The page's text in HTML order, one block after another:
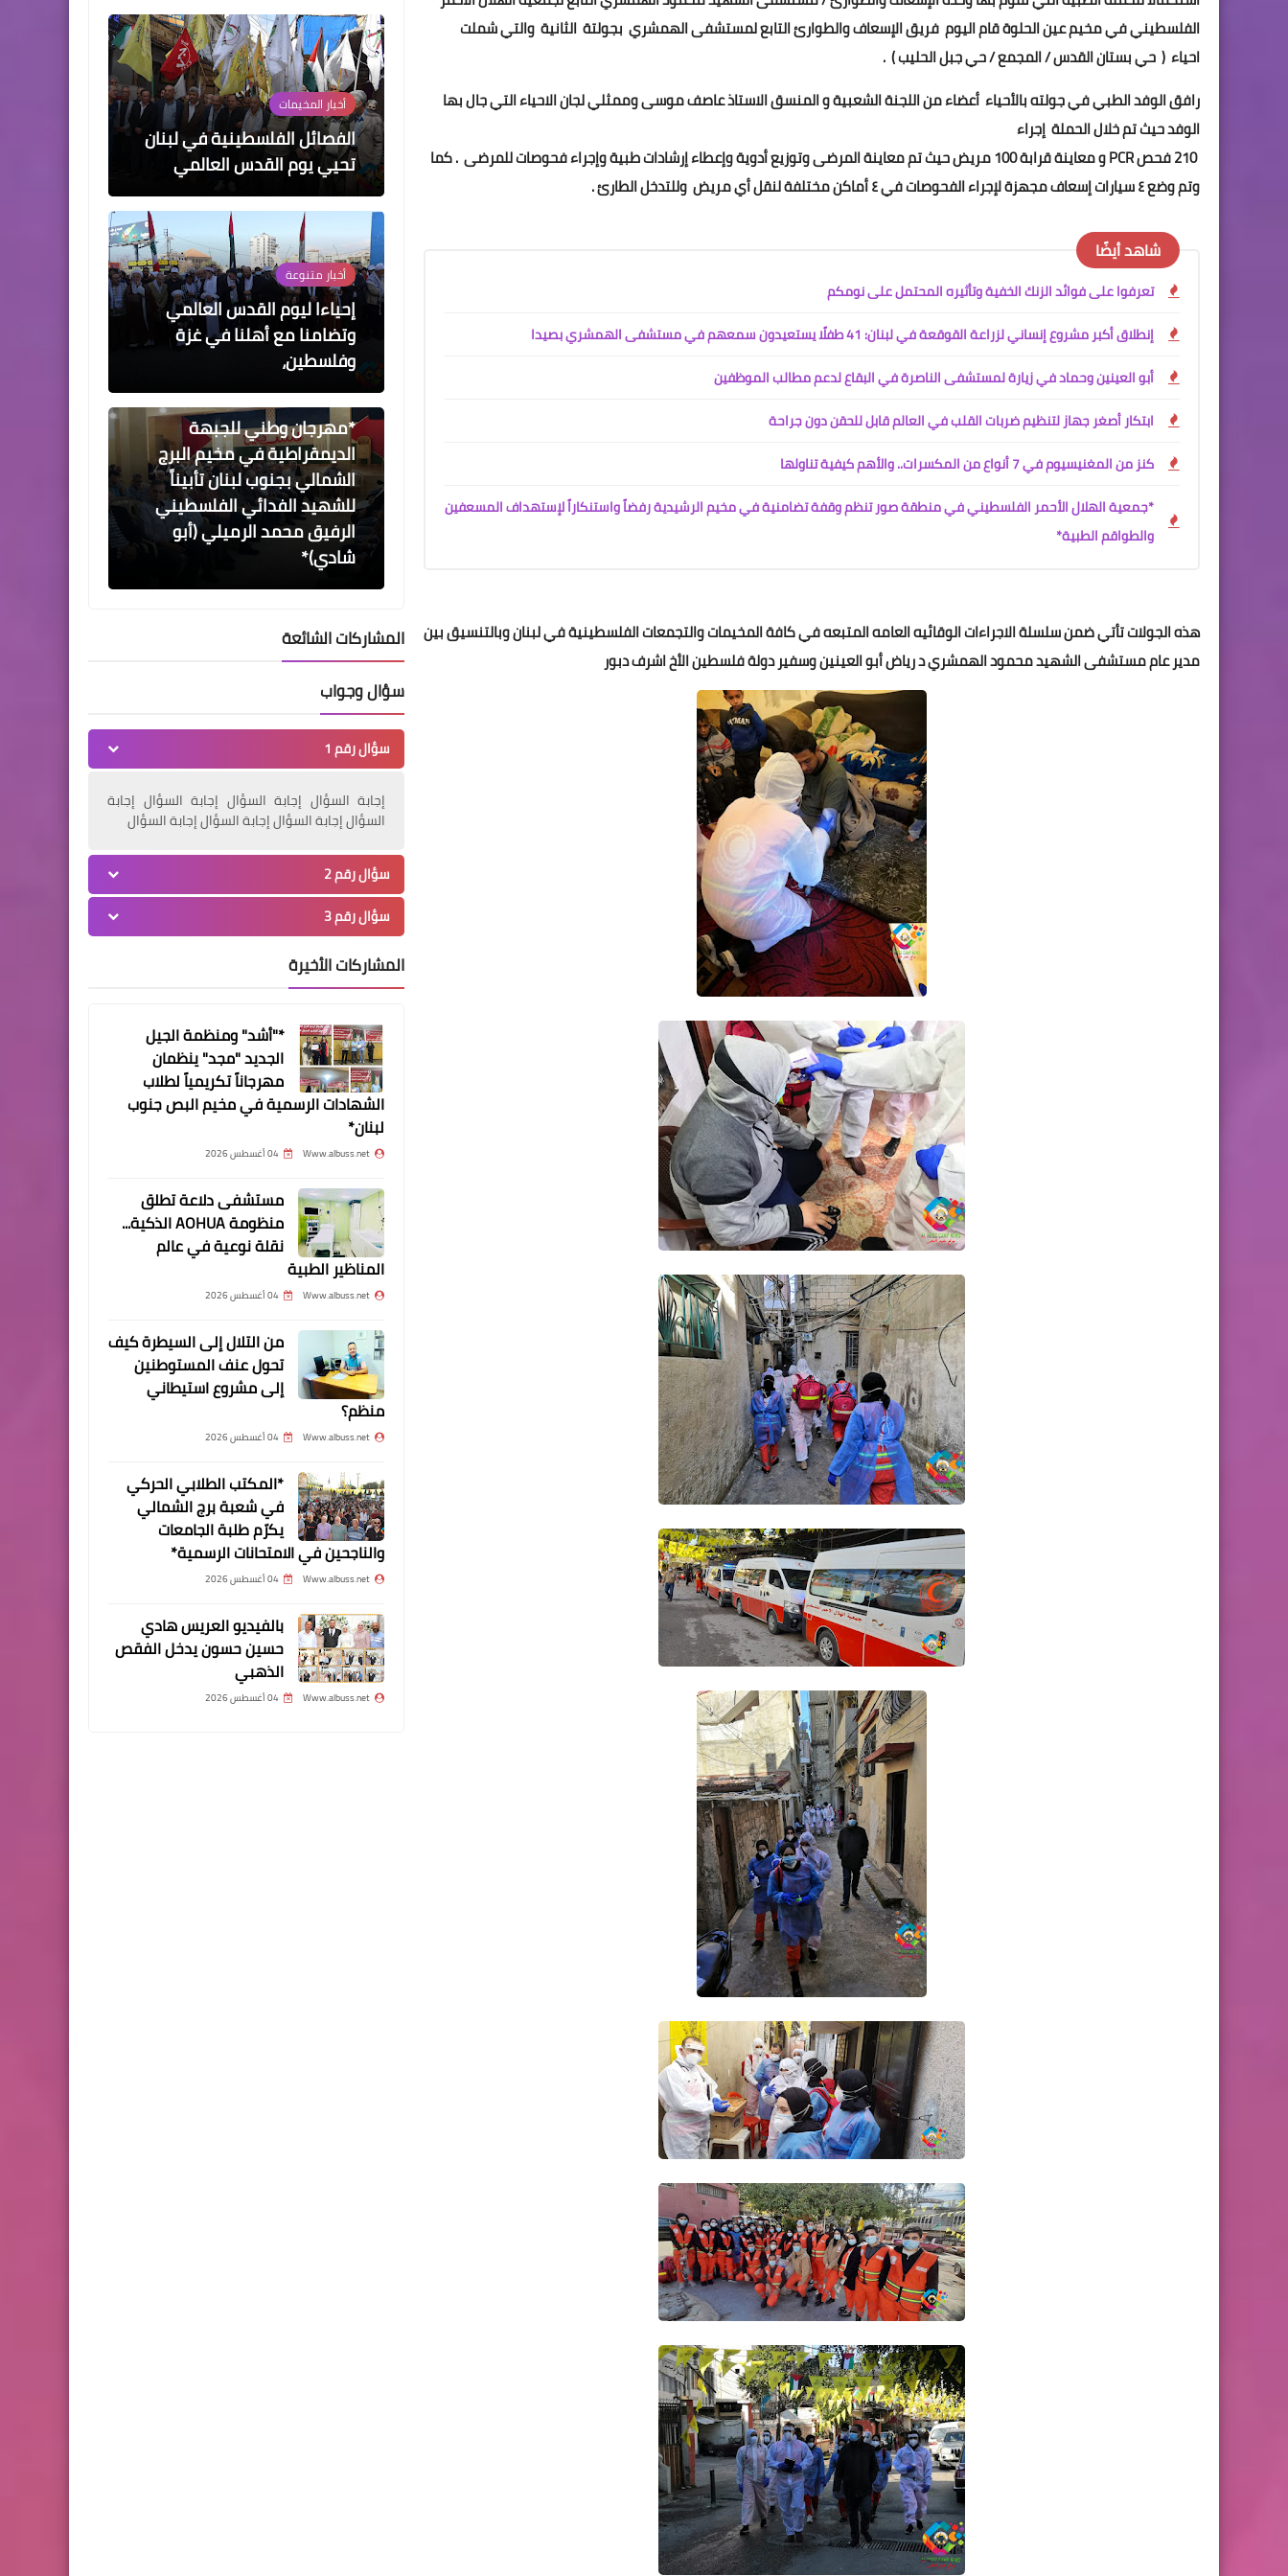
الفلسطيني في مخيم عين الحلوة قام اليوم فريق الإسعاف والطوارئ التابع لمستشفى الهمشري بجولتة الثانية والتي شملت
احياء ( حي بستان القدس / المجمع / حي جبل الحليب ) .
رافق الوفد الطبي في جولته بالأحياء أعضاء من اللجنة الشعبية و المنسق الاستاذ عاصف موسى وممثلي لجان الاحياء التي جال بها
الوفد حيث تم خلال الحملة إجراء
210 فحص PCR و معاينة قرابة 100 مريض حيث تم معاينة المرضى وتوزيع أدوية وإعطاء إرشادات طبية وإجراء فحوصات للمرضى . كما
وتم وضع ٤ سيارات إسعاف مجهزة لإجراء الفحوصات في ٤ أماكن مختلفة لنقل أي مريض وللتدخل الطارئ .
شاهد أيضًا
تعرفوا على فوائد الزنك الخفية وتأثيره المحتمل على نومكم
إنطلاق أكبر مشروع إنساني لزراعة القوقعة في لبنان: 41 طفلًا يستعيدون سمعهم في مستشفى الهمشري بصيدا
أبو العينين وحماد في زيارة لمستشفى الناصرة في البقاع لدعم مطالب الموظفين
ابتكار أصغر جهاز لتنظيم ضربات القلب في العالم قابل للحقن دون جراحة
كنز من المغنيسيوم في 7 أنواع من المكسرات.. والأهم كيفية تناولها
*جمعية الهلال الأحمر الفلسطيني في منطقة صور تنظم وقفة تضامنية في مخيم الرشيدية رفضاً واستنكاراً لإستهداف المسعفين
والطواقم الطبية*
هذه الجولات تأتي ضمن سلسلة الاجراءات الوقائيه العامه المتبعه في كافة المخيمات والتجمعات الفلسطينية في لبنان وبالتنسيق بين
مدير عام مستشفى الشهيد محمود الهمشري د رياض أبو العينين وسفير دولة فلسطين الأخ اشرف دبور
Www.albuss.net
أخبار المخيمات
الفصائل الفلسطينية في لبنان
تحيي يوم القدس العالمي
أخبار متنوعة
إحياءا ليوم القدس العالمي
وتضامنا مع أهلنا في غزة
وفلسطين،
أخبار المخيمات
*مهرجان وطني للجبهة
الديمقراطية في مخيم البرج
الشمالي بجنوب لبنان تأبيناً
للشهيد الفدائي الفلسطيني
الرفيق محمد الرميلي (أبو
شادي)*
Www.albuss.net
05 أبريل 2024
أخبار البص
*حصيلة اليوم السادس
والعشرين من مبادرة شباب
الخير ٧ الرمضانية*
أخبار البص
*حصيلة اليوم السادس
والعشرين من شهر رمضان
المبارك شعلة أمل*
أخبار البص
*ثالث المرحوم بإذن الله الحاج
مصطفى الجمال أبو علي *
أخبار المخيمات
مخيم نهر البارد يشيع
ارتقائه جنوبي لبنان
*منع نائبة لازاريني ومديرة
«الأونروا» من دخول مركز
سبلين*
أخبار فلسطين
*جهاد طه: يوم القدس فرصة
لتوحيد جهود الأمة في
مواجهة المشروع الصهيوني
المشاركات الشائعة
سؤال وجواب
سؤال رقم 1
إجابة السؤال إجابة السؤال إجابة السؤال إجابة
السؤال إجابة السؤال إجابة السؤال إجابة السؤال
سؤال رقم 2
سؤال رقم 3
المشاركات الأخيرة
*"أشد" ومنظمة الجيل
الجديد "مجد" ينظمان
مهرجاناً تكريمياً لطلاب
الشهادات الرسمية في مخيم البص جنوب
لبنان*
Www.albuss.net 04 أغسطس 2026
مستشفى دلاعة تطلق
منظومة AOHUA الذكية...
نقلة نوعية في عالم
المناظير الطبية
Www.albuss.net 04 أغسطس 2026
من التلال إلى السيطرة كيف
تحول عنف المستوطنين
إلى مشروع استيطاني
منظم؟
Www.albuss.net 04 أغسطس 2026
*المكتب الطلابي الحركي
في شعبة برج الشمالي
يكرّم طلبة الجامعات
والناجحين في الامتحانات الرسمية*
Www.albuss.net 04 أغسطس 2026
بالفيديو العريس هادي
حسين حسون يدخل الفقص
الذهبي
Www.albuss.net 04 أغسطس 2026